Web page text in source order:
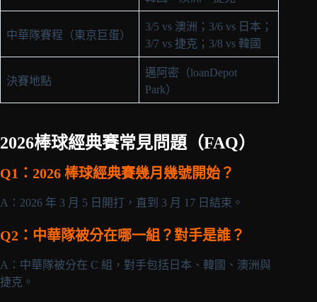
中華隊賽程（東京巨蛋）
3/5 vs 澳洲；3/6 vs 日本；
3/7 vs 捷克；3/8 vs 韓國
決賽地點
邁阿密（loanDepot
Park）
2026棒球經典賽常見問題（FAQ）
Q1：2026 棒球經典賽幾月幾號開始？
A：2026 年 3 月 5 日開打，直到 3 月 17 日結束。
Q2：中華隊被分在哪一組？對手是誰？
A：中華隊被分在 C 組，對手包括日本、韓國、澳洲與
捷克。